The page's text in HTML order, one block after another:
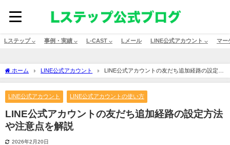
Lステップ ⌵ 事例・実績 ⌵ L-CAST ⌵ Lメール LINE公式アカウント ⌵ マー
ホーム LINE公式アカウント
LINE公式アカウントの友だち追加経路の設定方
法や注意点を解説
LINE公式アカウント LINE公式アカウントの使い方
LINE公式アカウントの友だち追加経路の設定方法
や注意点を解説
2026年2月20日